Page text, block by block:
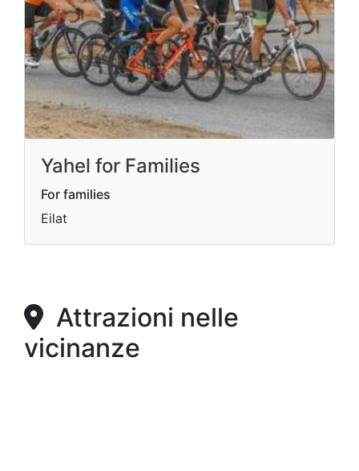
Yahel for Families
For families
Eilat
Attrazioni nelle
vicinanze